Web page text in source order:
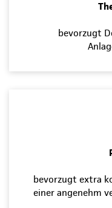
bevorzugt
bevorzugt extra
einer angenehm